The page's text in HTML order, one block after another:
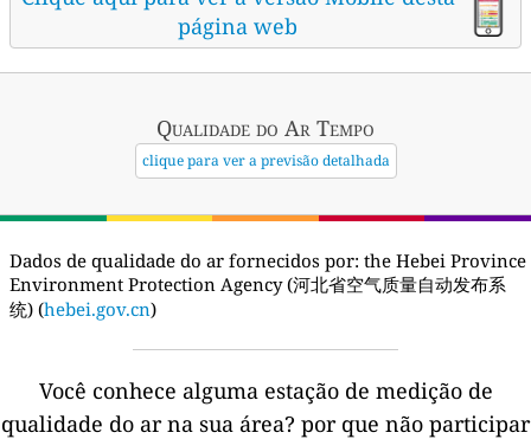
página web
Qualidade do Ar Tempo
clique para ver a previsão detalhada
Dados de qualidade do ar fornecidos por: the Hebei Province
Environment Protection Agency (河北省空气质量自动发布系
统) (hebei.gov.cn)
Você conhece alguma estação de medição de
qualidade do ar na sua área? por que não participar